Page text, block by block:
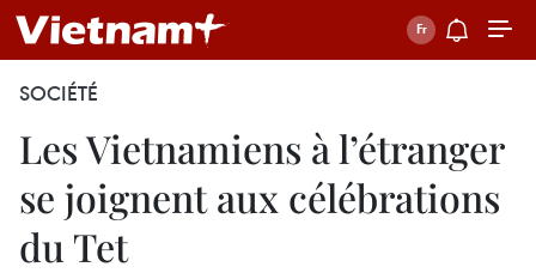
SOCIÉTÉ
Les Vietnamiens à l’étranger
se joignent aux célébrations
du Tet